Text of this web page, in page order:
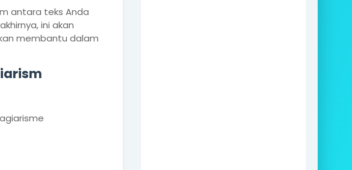
antara teks Anda
ini akan
membantu dalam